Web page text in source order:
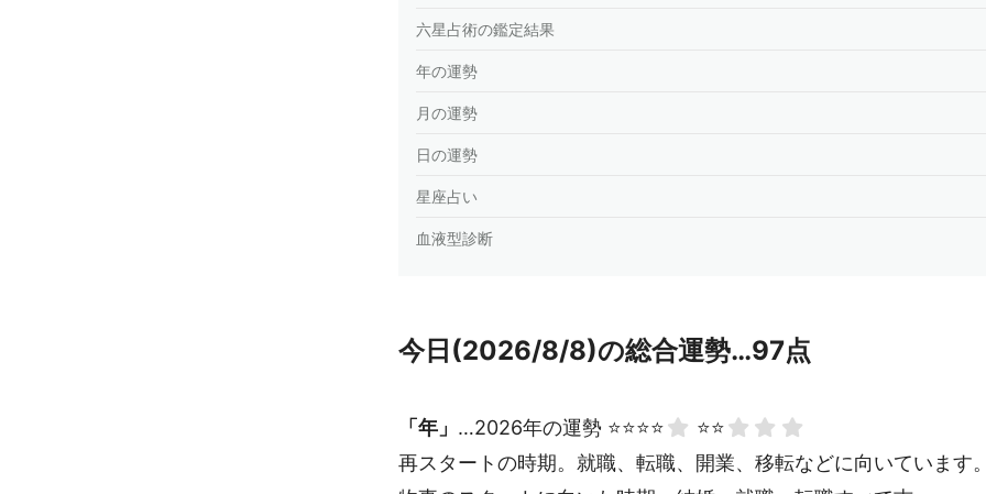
六星占術の鑑定結果
年の運勢
月の運勢
日の運勢
星座占い
血液型診断
今日(2026/8/8)の総合運勢…97点
「年」 …2026年の運勢 ⭐⭐⭐⭐
⭐⭐
再スタートの時期。就職、転職、開業、移転などに向いています。